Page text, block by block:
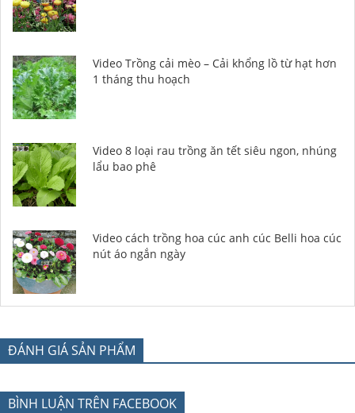
Video Trồng cải mèo – Cải khổng lồ từ hạt hơn
1 tháng thu hoạch
Video 8 loại rau trồng ăn tết siêu ngon, nhúng
lẩu bao phê
Video cách trồng hoa cúc anh cúc Belli hoa cúc
nút áo ngắn ngày
ĐÁNH GIÁ SẢN PHẨM
BÌNH LUẬN TRÊN FACEBOOK